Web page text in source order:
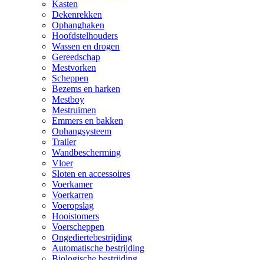
Kasten
Dekenrekken
Ophanghaken
Hoofdstelhouders
Wassen en drogen
Gereedschap
Mestvorken
Scheppen
Bezems en harken
Mestboy
Mestruimen
Emmers en bakken
Ophangsysteem
Trailer
Wandbescherming
Vloer
Sloten en accessoires
Voerkamer
Voerkarren
Voeropslag
Hooistomers
Voerscheppen
Ongediertebestrijding
Automatische bestrijding